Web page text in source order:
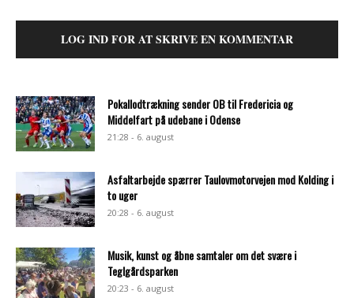
LOG IND FOR AT SKRIVE EN KOMMENTAR
Pokallodtrækning sender OB til Fredericia og
Middelfart på udebane i Odense
21:28 - 6. august
Asfaltarbejde spærrer Taulovmotorvejen mod Kolding i
to uger
20:28 - 6. august
Musik, kunst og åbne samtaler om det svære i
Teglgårdsparken
20:23 - 6. august